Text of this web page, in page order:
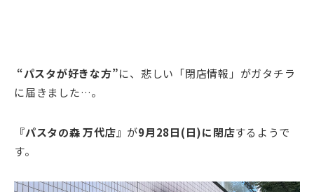
“パスタが好きな方”に、悲しい「閉店情報」がガタチラ
に届きました…。
『パスタの森 万代店』 が9月28日(日)に閉店するようで
す。